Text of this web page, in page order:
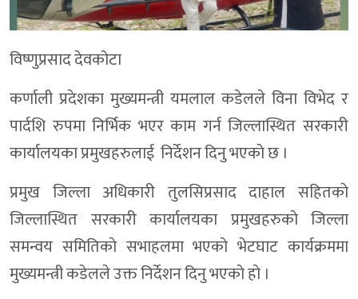
विष्णुप्रसाद देवकोटा
कर्णाली प्रदेशका मुख्यमन्त्री यमलाल कडेलले विना विभेद र
पार्दशि रुपमा निर्भिक भएर काम गर्न जिल्लास्थित सरकारी
कार्यालयका प्रमुखहरुलाई निर्देशन दिनु भएकाे छ ।
प्रमुख जिल्ला अधिकारी तुलसिप्रसाद दाहाल सहितकाे
जिल्लास्थित सरकारी कार्यालयका प्रमुखहरुकाे जिल्ला
समन्वय समितिकाे सभाहलमा भएकाे भेटघाट कार्यक्रममा
मुख्यमन्त्री कडेलले उक्त निर्देशन दिनु भएकाे हाे ।